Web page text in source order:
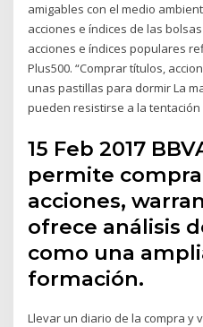
amigables con el medio
acciones e índices de las
acciones e índices populares
Plus500. “Comprar títulos,
unas pastillas para dormir La
pueden resistirse a la tentación
15 Feb 2017
permite
acciones,
ofrece análisis
como una
formación.
Llevar un diario de la compra y